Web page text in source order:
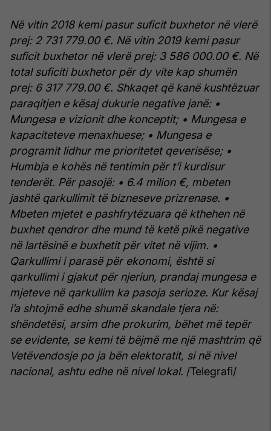
Në vitin 2018 kemi pasur suficit buxhetor në vlerë
prej: 2 731 779.00 €. Në vitin 2019 kemi pasur
suficit buxhetor në vlerë prej: 3 586 000.00 €. Në
total suficiti buxhetor për dy vite kap shumën
prej: 6 317 779.00 €. Shkaqet që kanë kushtëzuar
paraqitjen e kësaj dukurie negative janë: •
Mungesa e vizionit dhe konceptit; • Mungesa e
kapaciteteve menaxhuese; • Mungesa e
programit lidhur me prioritetet qeverisëse; •
Humbja e kohës në tentimin për t’i kurdisur
tenderët. Për pasojë: • 6.4 milion €, mbeten
jashtë qarkullimit të bizneseve prizrenase. •
Mbeten mjetet e pashfrytëzuara që kthehen në
buxhet qendror dhe mund të ketë pikë negative
në lartësinë e buxhetit për vitet në vijim. •
Qarkullimi i parasë për ekonomi, është si
qarkullimi i gjakut për njeriun, prandaj mungesa e
mjeteve në qarkullim ka pasoja serioze. Kur kësaj
i’a shtojmë edhe shumë skandale tjera në:
shëndetësi, arsim dhe prokurim, bëhet më tepër
se evidente, se kemi të bëjmë me një mashtrim që
Vetëvendosje po ja bën elektoratit, si në nivel
nacional, ashtu edhe në nivel lokal. /Telegrafi/